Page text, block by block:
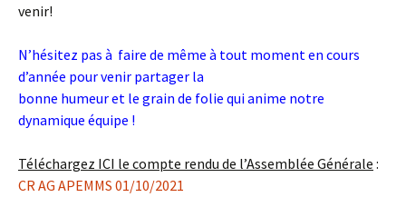
venir!
N’hésitez pas à faire de même à tout moment en cours
d’année pour venir partager la
bonne humeur et le grain de folie qui anime notre
dynamique équipe !
Téléchargez ICI le compte rendu de l’Assemblée Générale :
CR AG APEMMS 01/10/2021